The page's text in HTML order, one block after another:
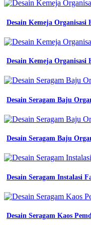
Desain Kemeja Organisasi
Desain Kemeja Organisasi
Desain Seragam Baju
Desain Seragam Baju
Desain Seragam Instalasi
Desain Seragam Kaos